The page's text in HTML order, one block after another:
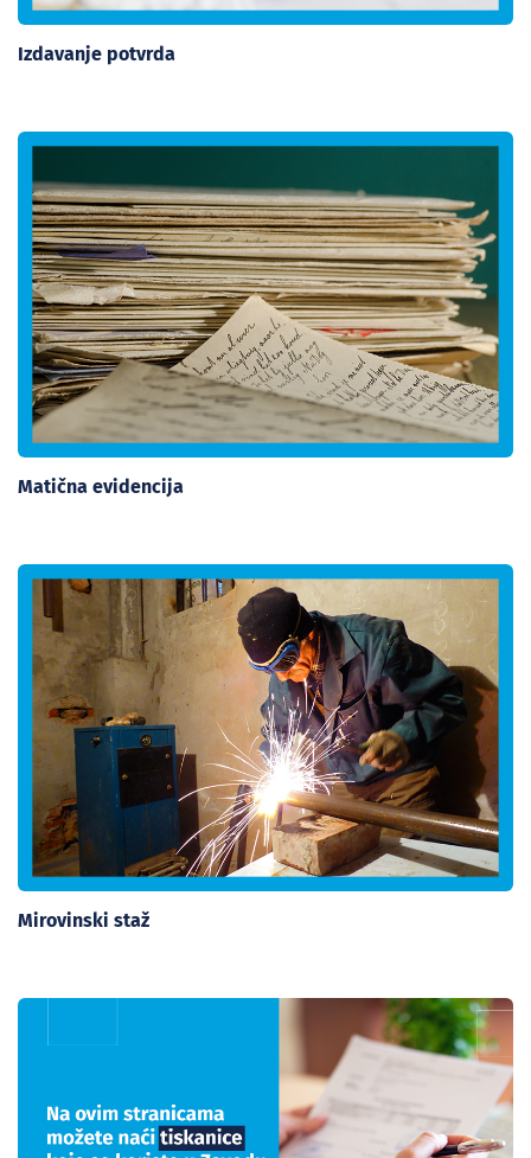
Izdavanje potvrda
Matična evidencija
Mirovinski staž